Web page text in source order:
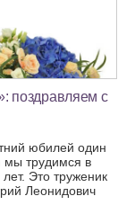
поздравляем с
юбилей один
мы трудимся в
Это труженик
Леонидович